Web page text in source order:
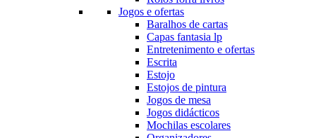
Jogos e ofertas
Baralhos de cartas
Capas fantasia lp
Entretenimento e ofertas
Escrita
Estojo
Estojos de pintura
Jogos de mesa
Jogos didácticos
Mochilas escolares